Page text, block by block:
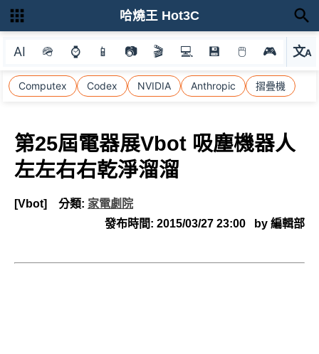
AI 🪖 ⌚ 📱 📷 🎬 💻 💾 🖱 🎮 文A
選
Computex Codex NVIDIA Anthropic 摺疊機
哈燒王 Hot3C
第25屆電器展Vbot 吸塵機器人
左左右右乾淨溜溜
[Vbot] 分類: 家電劇院
發布時間: 2015/03/27 23:00 by 編輯部